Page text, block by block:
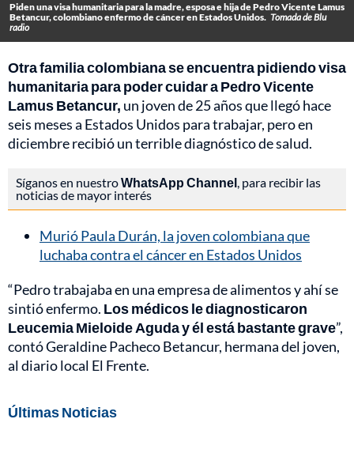
Piden una visa humanitaria para la madre, esposa e hija de Pedro Vicente Lamus
Betancur, colombiano enfermo de cáncer en Estados Unidos. Tomada de Blu
radio
Otra familia colombiana se encuentra pidiendo visa
humanitaria para poder cuidar a Pedro Vicente
Lamus Betancur, un joven de 25 años que llegó hace
seis meses a Estados Unidos para trabajar, pero en
diciembre recibió un terrible diagnóstico de salud.
Síganos en nuestroWhatsApp Channel, para recibir las
noticias de mayor interés
Murió Paula Durán, la joven colombiana que
luchaba contra el cáncer en Estados Unidos
“Pedro trabajaba en una empresa de alimentos y ahí se
sintió enfermo. Los médicos le diagnosticaron
Leucemia Mieloide Aguda y él está bastante grave”,
contó Geraldine Pacheco Betancur, hermana del joven,
al diario local El Frente.
Últimas Noticias